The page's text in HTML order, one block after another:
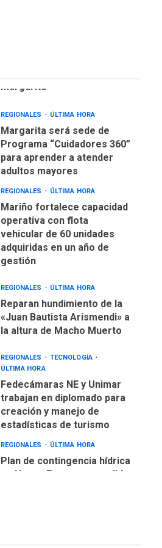
Margarita será sede de
para aprender a atender
adultos mayores
REGIONALES
Mariño fortalece capacidad
vehicular de 60 unidades
adquiridas en un año de
gestión
REGIONALES ÚLTIMA HORA
Reparan hundimiento de la
la altura de Macho Muerto
REGIONALES
TECNOLOGÍA
ÚLTIMA HORA
trabajan en diplomado para
creación y manejo de
estadísticas de turismo
REGIONALES ÚLTIMA HORA
Plan de contingencia hídrica
avances en territorio
insular